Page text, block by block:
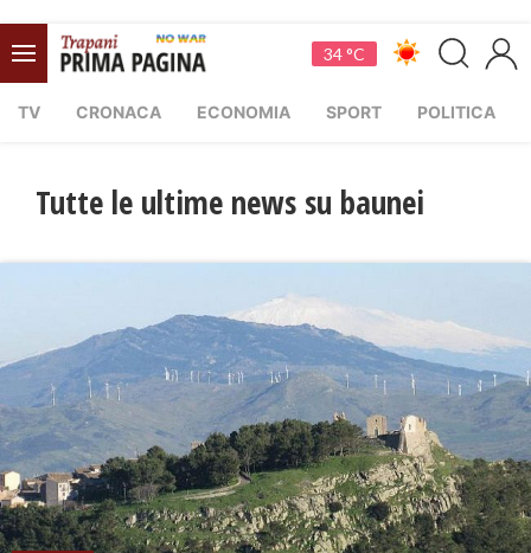
34 °C
TV CRONACA ECONOMIA SPORT POLITICA
Tutte le ultime news su baunei